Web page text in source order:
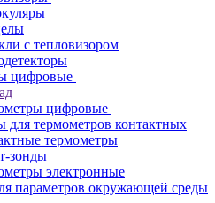
с тепловизором
цифровые
цифровые
для термометров контактных
термометры
зонды
электронные
параметров окружающей среды